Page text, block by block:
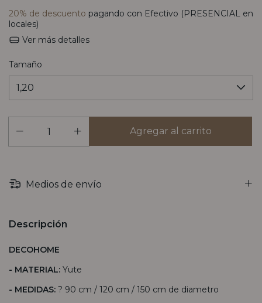
20% de descuento pagando con Efectivo (PRESENCIAL en
locales)
Ver más detalles
Tamaño
Medios de envío
Descripción
DECOHOME
- MATERIAL: Yute
- MEDIDAS: ? 90 cm / 120 cm / 150 cm de diametro